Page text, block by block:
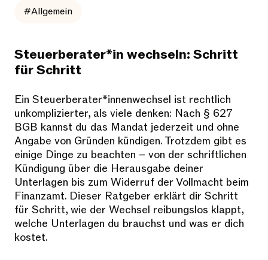
#Allgemein
Steuerberater*in wechseln: Schritt
für Schritt
Ein Steuerberater*innenwechsel ist rechtlich
unkomplizierter, als viele denken: Nach § 627
BGB kannst du das Mandat jederzeit und ohne
Angabe von Gründen kündigen. Trotzdem gibt es
einige Dinge zu beachten – von der schriftlichen
Kündigung über die Herausgabe deiner
Unterlagen bis zum Widerruf der Vollmacht beim
Finanzamt. Dieser Ratgeber erklärt dir Schritt
für Schritt, wie der Wechsel reibungslos klappt,
welche Unterlagen du brauchst und was er dich
kostet.